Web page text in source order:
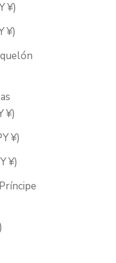
¥)
¥)
¥)
¥)
¥)